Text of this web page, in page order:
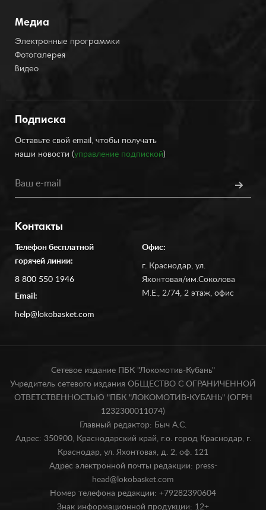
Медиа
Электронные программки
Фотогалерея
Видео
Подписка
Оставьте свой email, чтобы получать
наши новости (управление подпиской)
Контакты
Телефон бесплатной
горячей линии:
8 800 550 1946
Email:
help@lokobasket.com
Офис:
г. Краснодар, ул.
Яхонтовая/им.Соколова
М.Е., 2/74, 2 этаж, офис
Сетевое издание ПБК "Локомотив-Кубань"
Учредитель сетевого издания ОБЩЕСТВО С ОГРАНИЧЕННОЙ
ОТВЕТСТВЕННОСТЬЮ "ПБК "ЛОКОМОТИВ-КУБАНЬ" (ОГРН
1232300011074)
Главный редактор: Быч А.С.
Адрес: 350900, Краснодарский край, г.о. город Краснодар, г.
Краснодар, ул. Яхонтовая, д. 2, оф. 121
Адрес электронной почты редакции: press-
head@lokobasket.com
Номер телефона редакции: +79282390604
Знак информационной продукции: 12+